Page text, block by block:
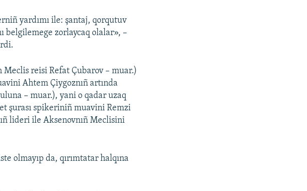
yardımı ile: şantaj, qorqutuv
belgilemege zorlaycaq olalar», –
reisi Refat Çubarov – muar.)
Ahtem Çiygoznıñ artında
– muar.), yani o qadar uzaq
şurası spikeriniñ muavini Remzi
lideri ile Aksenovnıñ Meclisini
olmayıp da, qırımtatar halqına